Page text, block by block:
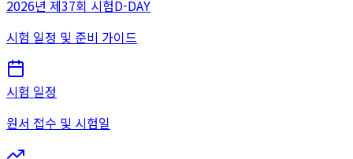
2026년 제37회 시험D-DAY
시험 일정 및 준비 가이드
시험 일정
원서 접수 및 시험일